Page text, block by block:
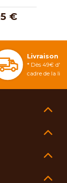
€
Livraison
* Dès 49€
cadre de la